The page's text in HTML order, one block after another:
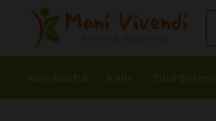
Kombucha Kefir Zuurdesem